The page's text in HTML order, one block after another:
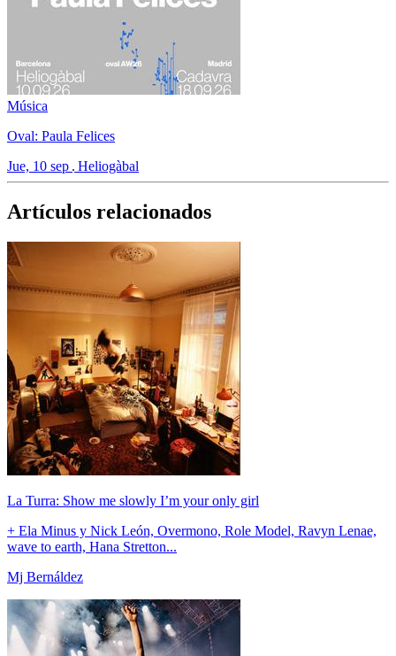
Música
Oval: Paula Felices
Jue, 10 sep Heliogàbal
Artículos relacionados
La Turra: Show me slowly I’m your only girl
+ Ela Minus y Nick León, Overmono, Role Model, Ravyn Lenae,
wave to earth, Hana Stretton...
Mj Bernáldez